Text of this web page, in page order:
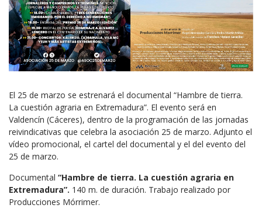
El 25 de marzo se estrenará el documental “Hambre de tierra.
La cuestión agraria en Extremadura”. El evento será en
Valdencín (Cáceres), dentro de la programación de las jornadas
reivindicativas que celebra la asociación 25 de marzo. Adjunto el
vídeo promocional, el cartel del documental y el del evento del
25 de marzo.
Documental “Hambre de tierra. La cuestión agraria en
Extremadura”. 140 m. de duración. Trabajo realizado por
Producciones Mórrimer.